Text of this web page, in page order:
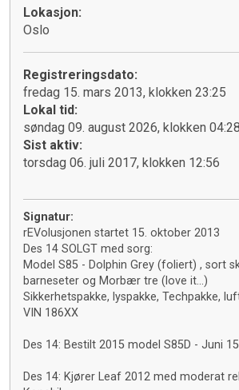
Lokasjon:
Oslo
Registreringsdato:
fredag 15. mars 2013, klokken 23:25
Lokal tid:
søndag 09. august 2026, klokken 04:28
Sist aktiv:
torsdag 06. juli 2017, klokken 12:56
Signatur:
rEVolusjonen startet 15. oktober 2013
Des 14 SOLGT med sorg:
Model S85 - Dolphin Grey (foliert) , sort
barneseter og Morbær tre (love it...)
Sikkerhetspakke, lyspakke, Techpakke,
VIN 186XX
Des 14: Bestilt 2015 model S85D - Juni
Des 14: Kjører Leaf 2012 med moderat